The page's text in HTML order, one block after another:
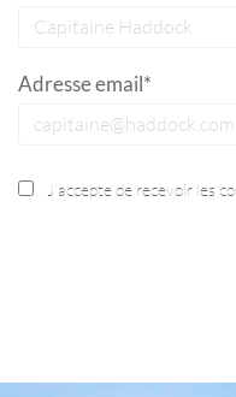
Adresse email*
J’accepte de recevoir les